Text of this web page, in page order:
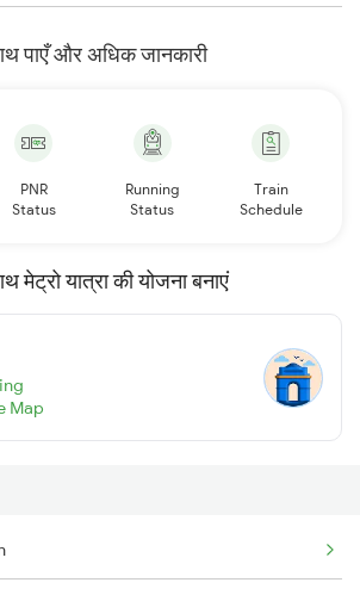
और अधिक जानकारी
PNR
Status
Running
Status
Train
Schedule
यात्रा की योजना बनाएं
Map